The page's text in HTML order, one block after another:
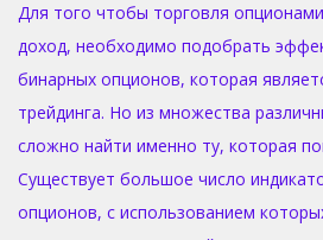
Для того чтобы торговля
доход, необходимо подобрать
бинарных опционов, которая
трейдинга. Но из множества
сложно найти именно ту, которая
Существует большое число
опционов, с использованием